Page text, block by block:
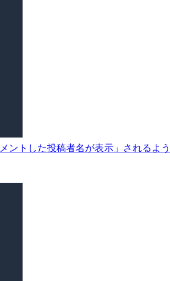
ントした投稿者名が表示」されるよ